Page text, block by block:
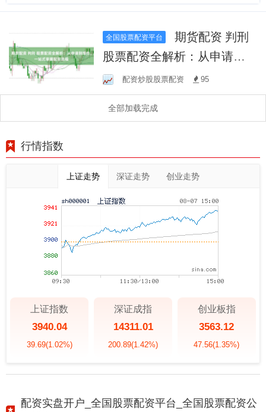
全国股票配资平台
期货配资 判刑
股票配资全解析：从申请到
操作，一站式掌握配资流程
配资炒股股票配资 95
全部加载完成
行情指数
上证走势 深证走势 创业走势
上证指数
3940.04
39.69(1.02%)
深证成指
14311.01
200.89(1.42%)
创业板指
3563.12
47.56(1.35%)
配资实盘开户_全国股票配资平台_全国股票配资公